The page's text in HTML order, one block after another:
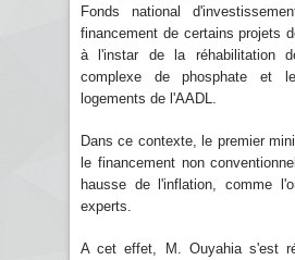
Fonds national
financement de certains projets
à l'instar de la réhabilitation
complexe de phosphate et
logements de l'AADL.
Dans ce contexte, le premier
le financement non
hausse de l'inflation, comme
experts.
A cet effet, M. Ouyahia s'est